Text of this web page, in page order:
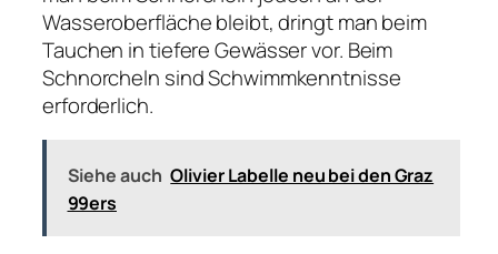
Wasseroberfläche bleibt, dringt man beim
Tauchen in tiefere Gewässer vor. Beim
Schnorcheln sind Schwimmkenntnisse
erforderlich.
Siehe auch Olivier Labelle neu bei den Graz
99ers